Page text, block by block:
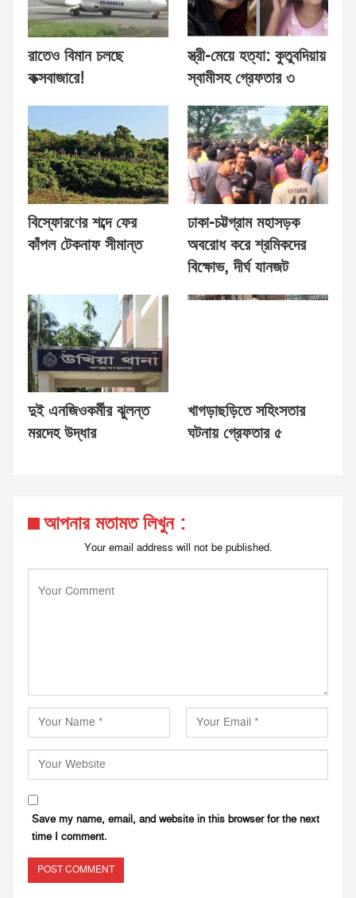
রাতেও বিমান চলছে
কক্সবাজারে!
স্ত্রী-মেয়ে হত্যা: কুতুবদিয়ায়
স্বামীসহ গ্রেফতার ৩
বিস্ফোরণের শব্দে ফের
কাঁপল টেকনাফ সীমান্ত
ঢাকা-চট্টগ্রাম মহাসড়ক
অবরোধ করে শ্রমিকদের
বিক্ষোভ, দীর্ঘ যানজট
দুই এনজিওকর্মীর ঝুলন্ত
মরদেহ উদ্ধার
খাগড়াছড়িতে সহিংসতার
ঘটনায় গ্রেফতার ৫
আপনার মতামত লিখুন :
Your email address will not be published.
Save my name, email, and website in this browser for the next
time I comment.